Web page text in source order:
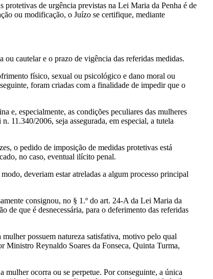
protetivas de urgência previstas na Lei Maria da Penha é de
ou modificação, o Juízo se certifique, mediante
cautelar e o prazo de vigência das referidas medidas.
físico, sexual ou psicológico e dano moral ou
foram criadas com a finalidade de impedir que o
e, especialmente, as condições peculiares das mulheres
11.340/2006, seja assegurada, em especial, a tutela
o pedido de imposição de medidas protetivas está
no caso, eventual ilícito penal.
deveriam estar atreladas a algum processo principal
consignou, no § 1.º do art. 24-A da Lei Maria da
que é desnecessária, para o deferimento das referidas
possuem natureza satisfativa, motivo pelo qual
Ministro Reynaldo Soares da Fonseca, Quinta Turma,
ocorra ou se perpetue. Por conseguinte, a única